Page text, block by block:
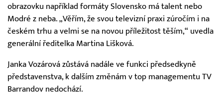
obrazovku například formáty Slovensko má talent nebo
Modré z neba. „Věřím, že svou televizní praxi zúročím i na
českém trhu a velmi se na novou příležitost těším,“ uvedla
generální ředitelka Martina Lišková.
Janka Vozárová zůstává nadále ve funkci předsedkyně
představenstva, k dalším změnám v top managementu TV
Barrandov nedochází.